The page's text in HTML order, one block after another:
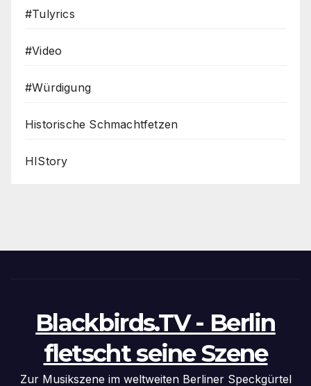
#Tulyrics
#Video
#Würdigung
Historische Schmachtfetzen
HIStory
Blackbirds.TV - Berlin
fletscht seine Szene
Zur Musikszene im weltweiten Berliner Speckgürtel